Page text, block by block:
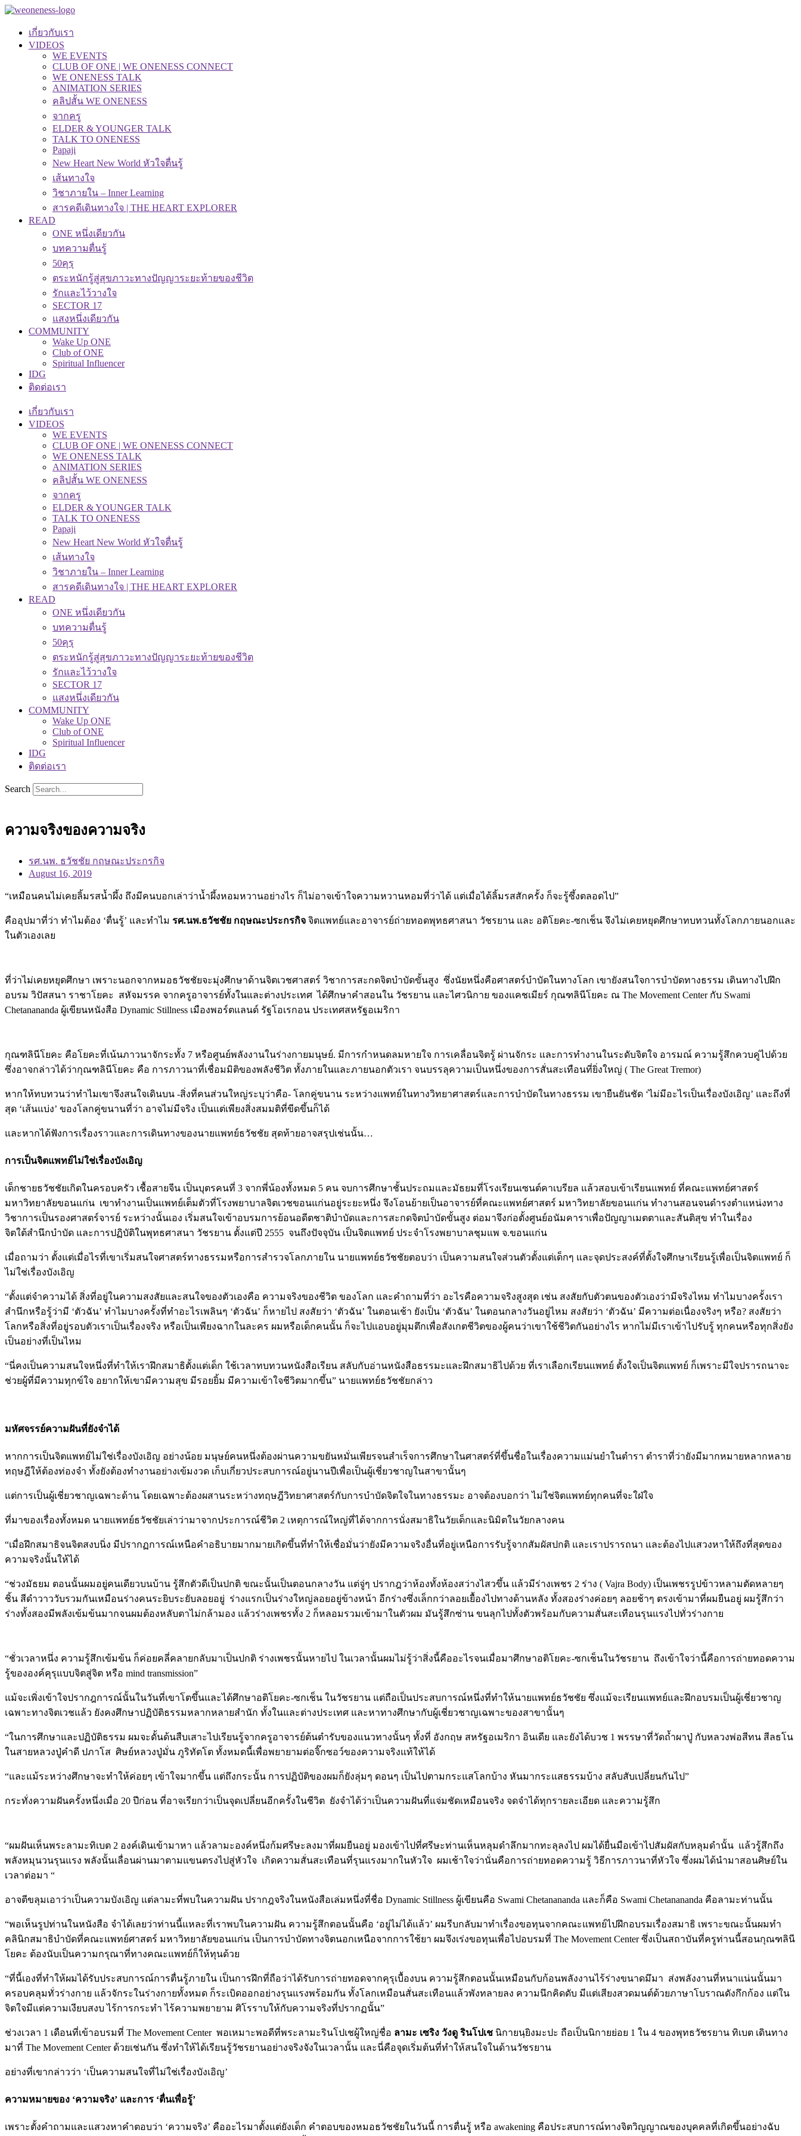
เกี่ยวกับเรา
VIDEOS
WE EVENTS
CLUB OF ONE | WE ONENESS CONNECT
WE ONENESS TALK
ANIMATION SERIES
คลิปสั้น WE ONENESS
จากครู
ELDER & YOUNGER TALK
TALK TO ONENESS
Papaji
New Heart New World หัวใจตื่นรู้
เส้นทางใจ
วิชาภายใน – Inner Learning
สารคดีเดินทางใจ | THE HEART EXPLORER
READ
ONE หนึ่งเดียวกัน
บทความตื่นรู้
50คุรุ
ตระหนักรู้สู่สุขภาวะทางปัญญาระยะท้ายของชีวิต
รักและไว้วางใจ
SECTOR 17
แสงหนึ่งเดียวกัน
COMMUNITY
Wake Up ONE
Club of ONE
Spiritual Influencer
IDG
ติดต่อเรา
เกี่ยวกับเรา
VIDEOS
WE EVENTS
CLUB OF ONE | WE ONENESS CONNECT
WE ONENESS TALK
ANIMATION SERIES
คลิปสั้น WE ONENESS
จากครู
ELDER & YOUNGER TALK
TALK TO ONENESS
Papaji
New Heart New World หัวใจตื่นรู้
เส้นทางใจ
วิชาภายใน – Inner Learning
สารคดีเดินทางใจ | THE HEART EXPLORER
READ
ONE หนึ่งเดียวกัน
บทความตื่นรู้
50คุรุ
ตระหนักรู้สู่สุขภาวะทางปัญญาระยะท้ายของชีวิต
รักและไว้วางใจ
SECTOR 17
แสงหนึ่งเดียวกัน
COMMUNITY
Wake Up ONE
Club of ONE
Spiritual Influencer
IDG
ติดต่อเรา
Search
ความจริงของความจริง
รศ.นพ. ธวัชชัย กฤษณะประกรกิจ
August 16, 2019
“เหมือนคนไม่เคยลิ้มรสน้ำผึ้ง ถึงมีคนบอกเล่าว่าน้ำผึ้งหอมหวานอย่างไร ก็ไม่อาจเข้าใจความหวานหอมที่ว่าได้ แต่เมื่อได้ลิ้มรสสักครั้ง ก็จะรู้ซึ้งตลอดไป”
คืออุปมาที่ว่า ทำไมต้อง ‘ตื่นรู้’ และทำไม รศ.นพ.ธวัชชัย กฤษณะประกรกิจ จิตแพทย์และอาจารย์ถ่ายทอดพุทธศาสนา วัชรยาน และ อติโยคะ-ซกเช็น จึงไม่เคยหยุดศึกษาทบทวนทั้งโลกภายนอกและ
ในตัวเองเลย
ที่ว่าไม่เคยหยุดศึกษา เพราะนอกจากหมอธวัชชัยจะมุ่งศึกษาด้านจิตเวชศาสตร์ วิชาการสะกดจิตบำบัดขั้นสูง ซึ่งนัยหนึ่งคือศาสตร์บำบัดในทางโลก เขายังสนใจการบำบัดทางธรรม เดินทางไปฝึก
อบรม วิปัสสนา ราชาโยคะ สหัจมรรค จากครูอาจารย์ทั้งในและต่างประเทศ ได้ศึกษาคำสอนใน วัชรยาน และไศวนิกาย ของแคชเมียร์ กุณฑลินีโยคะ ณ The Movement Center กับ Swami
Chetanananda ผู้เขียนหนังสือ Dynamic Stillness เมืองพอร์ตแลนด์ รัฐโอเรกอน ประเทศสหรัฐอเมริกา
กุณฑลินีโยคะ คือโยคะที่เน้นภาวนาจักระทั้ง 7 หรือศูนย์พลังงานในร่างกายมนุษย์. มีการกำหนดลมหายใจ การเคลื่อนจิตรู้ ผ่านจักระ และการทำงานในระดับจิตใจ อารมณ์ ความรู้สึกควบคู่ไปด้วย
ซึ่งอาจกล่าวได้ว่ากุณฑลินีโยคะ คือ การภาวนาที่เชื่อมมิติของพลังชีวิต ทั้งภายในและภายนอกตัวเรา จนบรรลุความเป็นหนึ่งของการสั่นสะเทือนที่ยิ่งใหญ่ ( The Great Tremor)
หากให้ทบทวนว่าทำไมเขาจึงสนใจเดินบน -สิ่งที่คนส่วนใหญ่ระบุว่าคือ- โลกคู่ขนาน ระหว่างแพทย์ในทางวิทยาศาสตร์และการบำบัดในทางธรรม เขายืนยันชัด ‘ไม่มีอะไรเป็นเรื่องบังเอิญ’ และถึงที่
สุด ‘เส้นแบ่ง’ ของโลกคู่ขนานที่ว่า อาจไม่มีจริง เป็นแต่เพียงสิ่งสมมติที่ขีดขึ้นก็ได้
และหากได้ฟังการเรื่องราวและการเดินทางของนายแพทย์ธวัชชัย สุดท้ายอาจสรุปเช่นนั้น…
การเป็นจิตแพทย์ไม่ใช่เรื่องบังเอิญ
เด็กชายธวัชชัยเกิดในครอบครัว เชื้อสายจีน เป็นบุตรคนที่ 3 จากพี่น้องทั้งหมด 5 คน จบการศึกษาชั้นประถมและมัธยมที่โรงเรียนเซนต์คาเบรียล แล้วสอบเข้าเรียนแพทย์ ที่คณะแพทย์ศาสตร์
มหาวิทยาลัยขอนแก่น เขาทำงานเป็นแพทย์เต็มตัวที่โรงพยาบาลจิตเวชขอนแก่นอยู่ระยะหนึ่ง จึงโอนย้ายเป็นอาจารย์ที่คณะแพทย์ศาสตร์ มหาวิทยาลัยขอนแก่น ทำงานสอนจนดำรงตำแหน่งทาง
วิชาการเป็นรองศาสตร์จารย์ ระหว่างนั้นเอง เริ่มสนใจเข้าอบรมการย้อนอดีตชาติบำบัดและการสะกดจิตบำบัดขั้นสูง ต่อมาจึงก่อตั้งศูนย์อนัมคาราเพื่อปัญญาเมตตาและสันติสุข ทำในเรื่อง
จิตใต้สำนึกบำบัด และการปฏิบัติในพุทธศาสนา วัชรยาน ตั้งแต่ปี 2555 จนถึงปัจจุบัน เป็นจิตแพทย์ ประจำโรงพยาบาลชุมแพ จ.ขอนแก่น
เมื่อถามว่า ตั้งแต่เมื่อไรที่เขาเริ่มสนใจศาสตร์ทางธรรมหรือการสำรวจโลกภายใน นายแพทย์ธวัชชัยตอบว่า เป็นความสนใจส่วนตัวตั้งแต่เด็กๆ และจุดประสงค์ที่ตั้งใจศึกษาเรียนรู้เพื่อเป็นจิตแพทย์ ก็
ไม่ใช่เรื่องบังเอิญ
“ตั้งแต่จำความได้ สิ่งที่อยู่ในความสงสัยและสนใจของตัวเองคือ ความจริงของชีวิต ของโลก และคำถามที่ว่า อะไรคือความจริงสูงสุด เช่น สงสัยกับตัวตนของตัวเองว่ามีจริงไหม ทำไมบางครั้งเรา
สำนึกหรือรู้ว่ามี ‘ตัวฉัน’ ทำไมบางครั้งที่ทำอะไรเพลินๆ ‘ตัวฉัน’ ก็หายไป สงสัยว่า ‘ตัวฉัน’ ในตอนเช้า ยังเป็น ‘ตัวฉัน’ ในตอนกลางวันอยู่ไหม สงสัยว่า ‘ตัวฉัน’ มีความต่อเนื่องจริงๆ หรือ? สงสัยว่า
โลกหรือสิ่งที่อยู่รอบตัวเราเป็นเรื่องจริง หรือเป็นเพียงฉากในละคร ผมหรือเด็กคนนั้น ก็จะไปแอบอยู่มุมตึกเพื่อสังเกตชีวิตของผู้คนว่าเขาใช้ชีวิตกันอย่างไร หากไม่มีเราเข้าไปรับรู้ ทุกคนหรือทุกสิ่งยัง
เป็นอย่างที่เป็นไหม
“นี่คงเป็นความสนใจหนึ่งที่ทำให้เราฝึกสมาธิตั้งแต่เด็ก ใช้เวลาทบทวนหนังสือเรียน สลับกับอ่านหนังสือธรรมะและฝึกสมาธิไปด้วย ที่เราเลือกเรียนแพทย์ ตั้งใจเป็นจิตแพทย์ ก็เพราะมีใจปรารถนาจะ
ช่วยผู้ที่มีความทุกข์ใจ อยากให้เขามีความสุข มีรอยยิ้ม มีความเข้าใจชีวิตมากขึ้น” นายแพทย์ธวัชชัยกล่าว
มหัศจรรย์ความฝันที่ยังจำได้
หากการเป็นจิตแพทย์ไม่ใช่เรื่องบังเอิญ อย่างน้อย มนุษย์คนหนึ่งต้องผ่านความขยันหมั่นเพียรจนสำเร็จการศึกษาในศาสตร์ที่ขึ้นชื่อในเรื่องความแม่นยำในตำรา ตำราที่ว่ายังมีมากหมายหลากหลาย
ทฤษฎีให้ต้องท่องจำ ทั้งยังต้องทำงานอย่างเข้มงวด เก็บเกี่ยวประสบการณ์อยู่นานปีเพื่อเป็นผู้เชี่ยวชาญในสาขานั้นๆ
แต่การเป็นผู้เชี่ยวชาญเฉพาะด้าน โดยเฉพาะต้องผสานระหว่างทฤษฎีวิทยาศาสตร์กับการบำบัดจิตใจในทางธรรมะ อาจต้องบอกว่า ไม่ใช่จิตแพทย์ทุกคนที่จะใฝ่ใจ
ที่มาของเรื่องทั้งหมด นายแพทย์ธวัชชัยเล่าว่ามาจากประการณ์ชีวิต 2 เหตุการณ์ใหญ่ที่ได้จากการนั่งสมาธิในวัยเด็กและนิมิตในวัยกลางคน
“เมื่อฝึกสมาธิจนจิตสงบนิ่ง มีปรากฏการณ์เหนือคำอธิบายมากมายเกิดขึ้นที่ทำให้เชื่อมั่นว่ายังมีความจริงอื่นที่อยู่เหนือการรับรู้จากสัมผัสปกติ และเราปรารถนา และต้องไปแสวงหาให้ถึงที่สุดของ
ความจริงนั้นให้ได้
“ช่วงมัธยม ตอนนั้นผมอยู่คนเดียวบนบ้าน รู้สึกตัวดีเป็นปกติ ขณะนั้นเป็นตอนกลางวัน แต่จู่ๆ ปรากฎว่าห้องทั้งห้องสว่างไสวขึ้น แล้วมีร่างเพชร 2 ร่าง ( Vajra Body) เป็นเพชรรูปข้าวหลามตัดหลายๆ
ชิ้น สีดำวาววับรวมกันเหมือนร่างคนระยิบระยับลอยอยู่ ร่างแรกเป็นร่างใหญ่ลอยอยู่ข้างหน้า อีกร่างซึ่งเล็กกว่าลอยเยื้องไปทางด้านหลัง ทั้งสองร่างค่อยๆ ลอยช้าๆ ตรงเข้ามาที่ผมยืนอยู่ ผมรู้สึกว่า
ร่างทั้งสองมีพลังเข้มข้นมากจนผมต้องหลับตาไม่กล้ามอง แล้วร่างเพชรทั้ง 2 ก็หลอมรวมเข้ามาในตัวผม มันรู้สึกซ่าน ขนลุกไปทั้งตัวพร้อมกับความสั่นสะเทือนรุนแรงไปทั่วร่างกาย
“ชั่วเวลาหนึ่ง ความรู้สึกเข้มข้น ก็ค่อยคลี่คลายกลับมาเป็นปกติ ร่างเพชรนั้นหายไป ในเวลานั้นผมไม่รู้ว่าสิ่งนี้คืออะไรจนเมื่อมาศึกษาอติโยคะ-ซกเช็นในวัชรยาน ถึงเข้าใจว่านี้คือการถ่ายทอดความ
รู้ขององค์คุรุแบบจิตสู่จิต หรือ mind transmission”
แม้จะเพิ่งเข้าใจปรากฎการณ์นั้นในวันที่เขาโตขึ้นและได้ศึกษาอติโยคะ-ซกเช็น ในวัชรยาน แต่ถือเป็นประสบการณ์หนึ่งที่ทำให้นายแพทย์ธวัชชัย ซึ่งแม้จะเรียนแพทย์และฝึกอบรมเป็นผู้เชี่ยวชาญ
เฉพาะทางจิตเวชแล้ว ยังคงศึกษาปฏิบัติธรรมหลากหลายสำนัก ทั้งในและต่างประเทศ และหาทางศึกษากับผู้เชี่ยวชาญเฉพาะของสาขานั้นๆ
“ในการศึกษาและปฏิบัติธรรม ผมจะดั้นด้นสืบเสาะไปเรียนรู้จากครูอาจารย์ต้นตำรับของแนวทางนั้นๆ ทั้งที่ อังกฤษ สหรัฐอเมริกา อินเดีย และยังได้บวช 1 พรรษาที่วัดถ้ำผาปู่ กับหลวงพ่อสีทน สีลธโน
ในสายหลวงปู่คำดี ปภาโส ศิษย์หลวงปู่มั่น ภูริทัตโต ทั้งหมดนี้เพื่อพยายามต่อจิ๊กซอว์ของความจริงแท้ให้ได้
“และแม้ระหว่างศึกษาจะทำให้ค่อยๆ เข้าใจมากขึ้น แต่ถึงกระนั้น การปฏิบัติของผมก็ยังลุ่มๆ ดอนๆ เป็นไปตามกระแสโลกบ้าง หันมากระแสธรรมบ้าง สลับสับเปลี่ยนกันไป”
กระทั่งความฝันครั้งหนึ่งเมื่อ 20 ปีก่อน ที่อาจเรียกว่าเป็นจุดเปลี่ยนอีกครั้งในชีวิต ยังจำได้ว่าเป็นความฝันที่แจ่มชัดเหมือนจริง จดจำได้ทุกรายละเอียด และความรู้สึก
“ผมฝันเห็นพระลามะทิเบต 2 องค์เดินเข้ามาหา แล้วลามะองค์หนึ่งก้มศรีษะลงมาที่ผมยืนอยู่ มองเข้าไปที่ศรีษะท่านเห็นหลุมดำลึกมากทะลุลงไป ผมได้ยื่นมือเข้าไปสัมผัสกับหลุมดำนั้น แล้วรู้สึกถึง
พลังหมุนวนรุนแรง พลังนั้นเลื่อนผ่านมาตามแขนตรงไปสู่หัวใจ เกิดความสั่นสะเทือนที่รุนแรงมากในหัวใจ ผมเช้าใจว่านั่นคือการถ่ายทอดความรู้ วิธีการภาวนาที่หัวใจ ซึ่งผมได้นำมาสอนศิษย์ใน
เวลาต่อมา “
อาจตีขลุมเอาว่าเป็นความบังเอิญ แต่ลามะที่พบในความฝัน ปรากฎจริงในหนังสือเล่มหนึ่งที่ชื่อ Dynamic Stillness ผู้เขียนคือ Swami Chetanananda และก็คือ Swami Chetanananda คือลามะท่านนั้น
“พอเห็นรูปท่านในหนังสือ จำได้เลยว่าท่านนี้แหละที่เราพบในความฝัน ความรู้สึกตอนนั้นคือ ‘อยู่ไม่ได้แล้ว’ ผมรีบกลับมาทำเรื่องขอทุนจากคณะแพทย์ไปฝึกอบรมเรื่องสมาธิ เพราะขณะนั้นผมทำ
คลินิกสมาธิบำบัดที่คณะแพทย์ศาสตร์ มหาวิทยาลัยขอนแก่น เป็นการบำบัดทางจิตนอกเหนือจากการใช้ยา ผมจึงเร่งขอทุนเพื่อไปอบรมที่ The Movement Center ซึ่งเป็นสถาบันที่ครูท่านนี้สอนกุณฑลินี
โยคะ ต้องนับเป็นความกรุณาที่ทางคณะแพทย์ก็ให้ทุนด้วย
“ที่นี้เองที่ทำให้ผมได้รับประสบการณ์การตื่นรู้ภายใน เป็นการฝึกที่ถือว่าได้รับการถ่ายทอดจากคุรุเบื้องบน ความรู้สึกตอนนั้นเหมือนกับก้อนพลังงานไร้ร่างขนาดมึมา ส่งพลังงานที่หนาแน่นนั้นมา
ครอบคลุมทั่วร่างกาย แล้วจักระในร่างกายทั้งหมด ก็ระเบิดออกอย่างรุนแรงพร้อมกัน ทั้งโลกเหมือนสั่นสะเทือนแล้วพังทลายลง ความนึกคิดดับ มีแต่เสียงสวดมนต์ด้วยภาษาโบราณดังกึกก้อง แต่ใน
จิตใจมีแต่ความเงียบสงบ ไร้การกระทำ ไร้ความพยายาม ศิโรราบให้กับความจริงที่ปรากฏนั้น”
ช่วงเวลา 1 เดือนที่เข้าอบรมที่ The Movement Center พอเหมาะพอดีที่พระลามะรินโปเชผู้ใหญ่ชื่อ ลามะ เซริง วังดู รินโปเช นิกายนฺยิงมะปะ ถือเป็นนิกายย่อย 1 ใน 4 ของพุทธวัชรยาน ทิเบต เดินทาง
มาที่ The Movement Center ด้วยเช่นกัน ซึ่งทำให้ได้เรียนรู้วัชรยานอย่างจริงจังในเวลานั้น และนี่คือจุดเริ่มต้นที่ทำให้สนใจในด้านวัชรยาน
อย่างที่เขากล่าวว่า ‘เป็นความสนใจที่ไม่ใช่เรื่องบังเอิญ’
ความหมายของ ‘ความจริง’ และการ ‘ตื่นเพื่อรู้’
เพราะตั้งคำถามและแสวงหาคำตอบว่า ‘ความจริง’ คืออะไรมาตั้งแต่ยังเด็ก คำตอบของหมอธวัชชัยในวันนี้ การตื่นรู้ หรือ awakening คือประสบการณ์ทางจิตวิญญาณของบุคคลที่เกิดขึ้นอย่างฉับ